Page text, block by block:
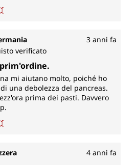
3 anni fa
5 su 5 stelle
verificato
mi aiutano molto, poiché ho
una debolezza del pancreas.
prima dei pasti. Davvero
4 anni fa